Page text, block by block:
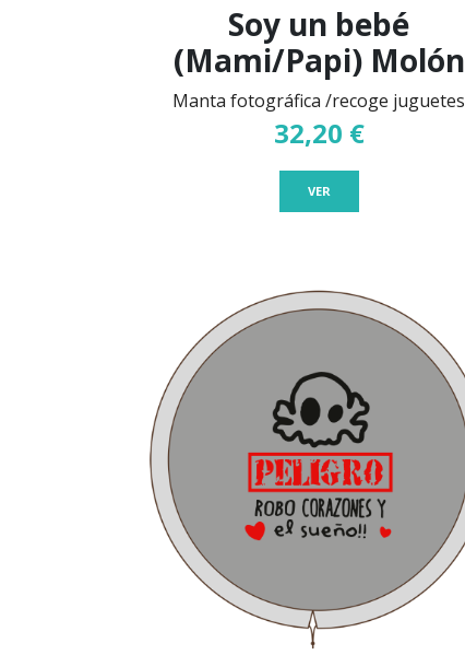
Soy un bebé
(Mami/Papi) Molón
Manta fotográfica /recoge juguetes
32,20 €
VER